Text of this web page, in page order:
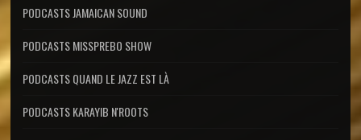
PODCASTS JAMAICAN SOUND
PODCASTS MISSPREBO SHOW
PODCASTS QUAND LE JAZZ EST LÀ
PODCASTS KARAYIB N'ROOTS